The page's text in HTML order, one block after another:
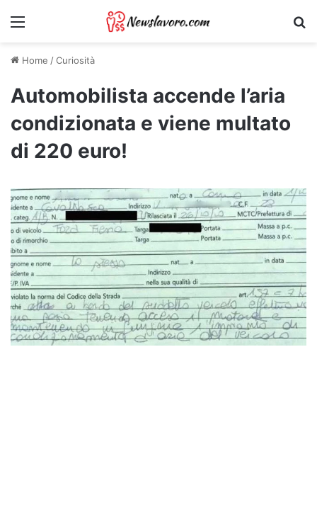
Menu
Home /Curiosità
Automobilista accende l’aria
condizionata e viene multato
di 220 euro!